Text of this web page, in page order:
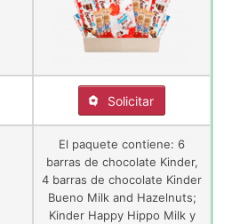
Solicitar
El paquete contiene: 6
barras de chocolate Kinder,
4 barras de chocolate Kinder
Bueno Milk and Hazelnuts;
Kinder Happy Hippo Milk y